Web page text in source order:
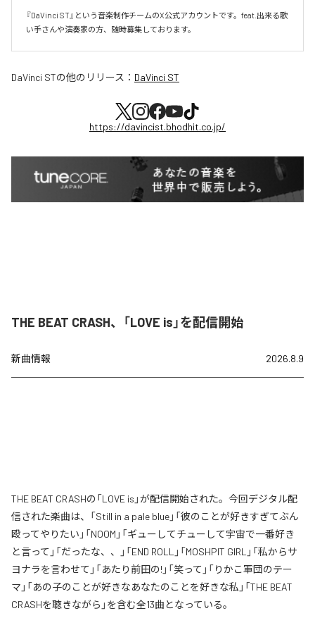
『DaVinci ST』という音楽制作チームのX公式アカウントです。feat.出来る歌
い手さんや演奏家の方、随時募集しております。
DaVinci STの他のリリース： DaVinci ST
https://davincist.bhodhit.co.jp/
THE BEAT CRASH、「LOVE is」を配信開始
新曲情報 2026.8.9
THE BEAT CRASHの「LOVE is」が配信開始された。今回デジタル配
信された楽曲は、「Still in a pale blue」「彼のことが好きすぎてぶん
殴ってやりたい」「NOOM」「ギューしてチューして宇宙で一番好き
と言って」「だったな、、」「END ROLL」「MOSHPIT GIRL」「私からサ
ヨナラを言わせて」「あたり前田の!」「笑って」「りかこ軍団のテー
マ」「あの子のことが好きなあなたのことを好きな私」「THE BEAT
CRASHを聴きながら」を含む全13曲となっている。